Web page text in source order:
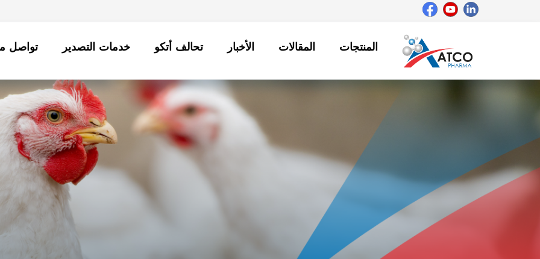
المنتجات المقالات الأخبار تحالف أتكو خدمات التصدير تواصل